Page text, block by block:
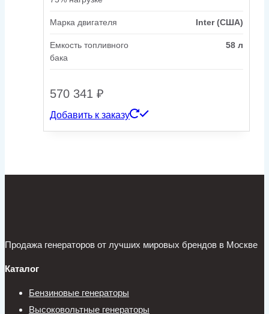
Марка двигателя Inter (США)
Емкость топливного
бака
58 л
570 341 ₽
Добавить к заказу
Продажа генераторов от лучших мировых брендов в Москве
Каталог
Бензиновые генераторы
Высоковольтные генераторы